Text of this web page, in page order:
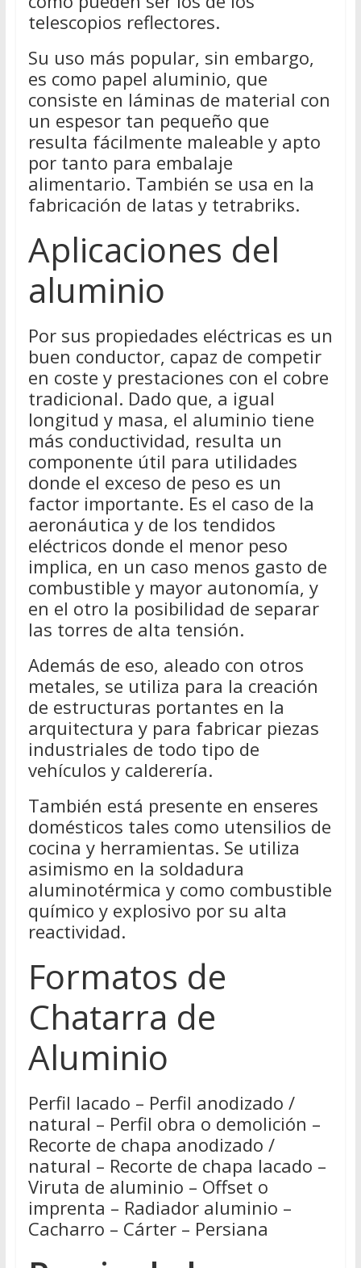
telescopios reflectores.
Su uso más popular, sin embargo,
es como papel aluminio, que
consiste en láminas de material con
un espesor tan pequeño que
resulta fácilmente maleable y apto
por tanto para embalaje
alimentario. También se usa en la
fabricación de latas y tetrabriks.
Aplicaciones del
aluminio
Por sus propiedades eléctricas es un
buen conductor, capaz de competir
en coste y prestaciones con el cobre
tradicional. Dado que, a igual
longitud y masa, el aluminio tiene
más conductividad, resulta un
componente útil para utilidades
donde el exceso de peso es un
factor importante. Es el caso de la
aeronáutica y de los tendidos
eléctricos donde el menor peso
implica, en un caso menos gasto de
combustible y mayor autonomía, y
en el otro la posibilidad de separar
las torres de alta tensión.
Además de eso, aleado con otros
metales, se utiliza para la creación
de estructuras portantes en la
arquitectura y para fabricar piezas
industriales de todo tipo de
vehículos y calderería.
También está presente en enseres
domésticos tales como utensilios de
cocina y herramientas. Se utiliza
asimismo en la soldadura
aluminotérmica y como combustible
químico y explosivo por su alta
reactividad.
Formatos de
Chatarra de
Aluminio
Perfil lacado – Perfil anodizado /
natural – Perfil obra o demolición –
Recorte de chapa anodizado /
natural – Recorte de chapa lacado –
Viruta de aluminio – Offset o
imprenta – Radiador aluminio –
Cacharro – Cárter – Persiana